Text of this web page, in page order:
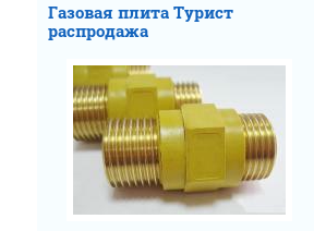
Газовая плита Турист
распродажа